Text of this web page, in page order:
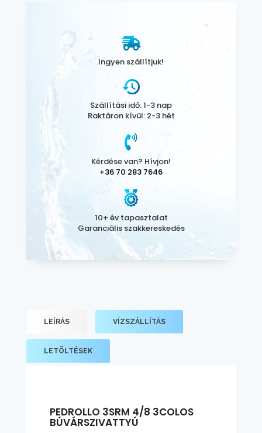
Ingyen szállítjuk!
Szállítási idő: 1-3 nap
Raktáron kívül: 2-3 hét
Kérdése van? Hívjon!
+36 70 283 7646
10+ év tapasztalat
Garanciális szakkereskedés
LEÍRÁS VÍZSZÁLLÍTÁS
LETÖLTÉSEK
PEDROLLO 3SRM 4/8 3COLOS
BÚVÁRSZIVATTYÚ